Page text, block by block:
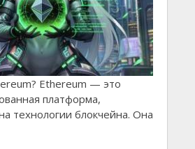
Ethereum — это
платформа,
технологии блокчейна. Она